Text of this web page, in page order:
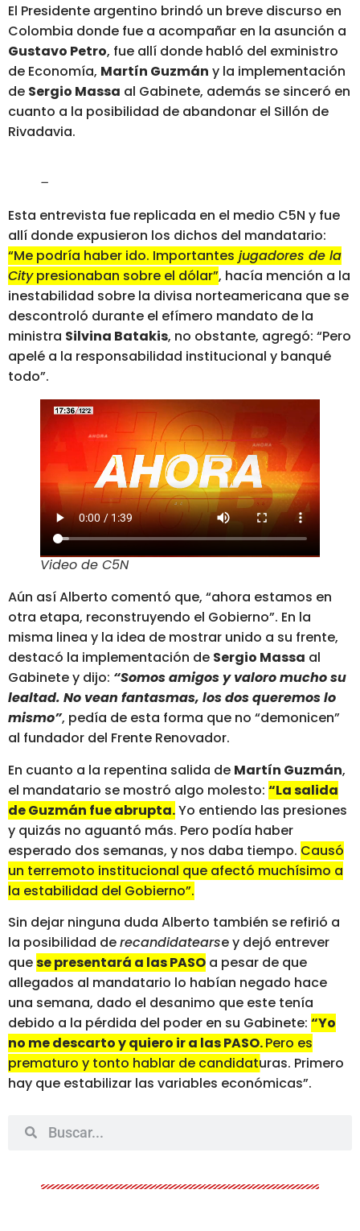
El Presidente argentino brindó un breve discurso en
Colombia donde fue a acompañar en la asunción a
Gustavo Petro, fue allí donde habló del exministro
de Economía, Martín Guzmán y la implementación
de Sergio Massa al Gabinete, además se sinceró en
cuanto a la posibilidad de abandonar el Sillón de
Rivadavia.
–
Esta entrevista fue replicada en el medio C5N y fue
allí donde expusieron los dichos del mandatario:
“Me podría haber ido. Importantes jugadores de la
Citypresionaban sobre el dólar”, hacía mención a la
inestabilidad sobre la divisa norteamericana que se
descontroló durante el efímero mandato de la
ministra Silvina Batakis, no obstante, agregó: “Pero
apelé a la responsabilidad institucional y banqué
todo”.
Video de C5N
Aún así Alberto comentó que, “ahora estamos en
otra etapa, reconstruyendo el Gobierno”. En la
misma linea y la idea de mostrar unido a su frente,
destacó la implementación de Sergio Massa al
Gabinete y dijo: “Somos amigos y valoro mucho su
lealtad. No vean fantasmas, los dos queremos lo
mismo”, pedía de esta forma que no “demonicen”
al fundador del Frente Renovador.
En cuanto a la repentina salida de Martín Guzmán,
el mandatario se mostró algo molesto: “La salida
de Guzmán fue abrupta.Yo entiendo las presiones
y quizás no aguantó más. Pero podía haber
esperado dos semanas, y nos daba tiempo. Causó
un terremoto institucional que afectó muchísimo a
la estabilidad del Gobierno”.
Sin dejar ninguna duda Alberto también se refirió a
la posibilidad derecandidatearse y dejó entrever
quese presentará a las PASO a pesar de que
allegados al mandatario lo habían negado hace
una semana, dado el desanimo que este tenía
debido a la pérdida del poder en su Gabinete: “Yo
no me descarto y quiero ir a las PASO.Pero es
prematuro y tonto hablar de candidaturas. Primero
hay que estabilizar las variables económicas”.